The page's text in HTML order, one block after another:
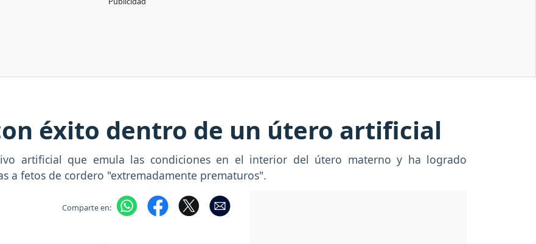
éxito dentro de un útero artificial
artificial que emula las condiciones en el interior del útero materno y ha logrado
a fetos de cordero "extremadamente prematuros".
Comparte en: